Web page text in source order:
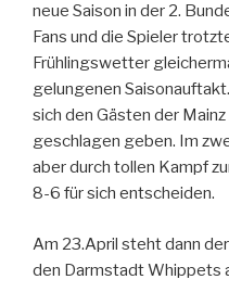
neue Saison in der 2.
Fans und die Spieler
Frühlingswetter
gelungenen
sich den Gästen der
geschlagen geben. Im
aber durch tollen Kampf
8-6 für sich entscheiden.
Am 23.April steht dann
den Darmstadt Whippets